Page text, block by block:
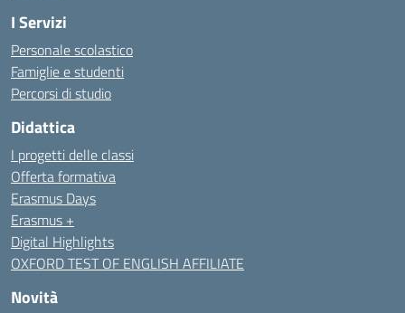
I Servizi
Personale scolastico
Famiglie e studenti
Percorsi di studio
Didattica
I progetti delle classi
Offerta formativa
Erasmus Days
Erasmus +
Digital Highlights
OXFORD TEST OF ENGLISH AFFILIATE
Novità